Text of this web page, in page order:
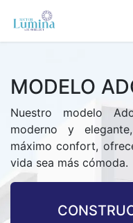
MODELO
Nuestro modelo
moderno y
máximo confort,
vida sea más cómoda.